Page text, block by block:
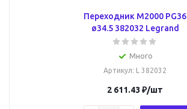
Переходник M2000 PG36
ø34.5 382032 Legrand
Много
Артикул: L 382032
2 611.43 ₽/шт